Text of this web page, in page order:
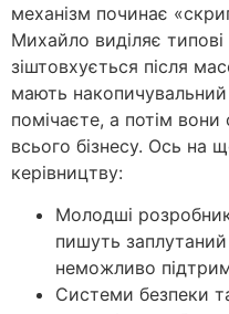
механізм починає
Михайло виділяє
зіштовхується після
мають
помічаєте, а потім
всього бізнесу. Ось на
керівництву:
Молодші
пишуть
неможливо
Системи безпеки